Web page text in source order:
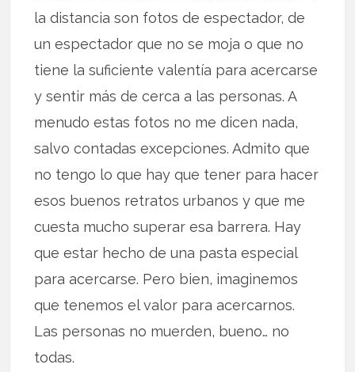
la distancia son fotos de espectador, de
un espectador que no se moja o que no
tiene la suficiente valentía para acercarse
y sentir más de cerca a las personas. A
menudo estas fotos no me dicen nada,
salvo contadas excepciones. Admito que
no tengo lo que hay que tener para hacer
esos buenos retratos urbanos y que me
cuesta mucho superar esa barrera. Hay
que estar hecho de una pasta especial
para acercarse. Pero bien, imaginemos
que tenemos el valor para acercarnos.
Las personas no muerden, bueno… no
todas.